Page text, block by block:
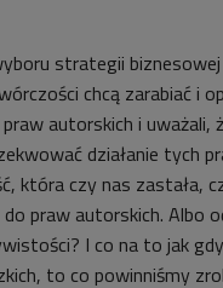
strategii
chcą zarabiać i
autorskich i uważali,
działanie tych
która czy nas zastała,
praw autorskich. Albo
I co na to jak
to co powinniśmy